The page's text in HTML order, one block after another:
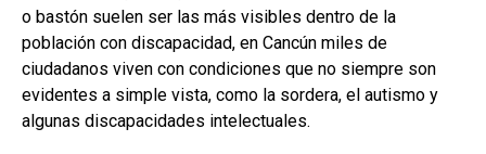
o bastón suelen ser las más visibles dentro de la
población con discapacidad, en Cancún miles de
ciudadanos viven con condiciones que no siempre son
evidentes a simple vista, como la sordera, el autismo y
algunas discapacidades intelectuales.